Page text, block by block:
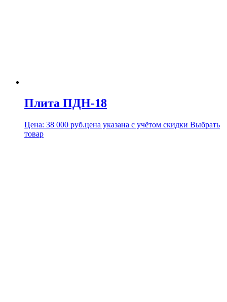
Плита ПДН-18
Цена: 38 000 руб.цена указана с учётом скидки Выбрать
товар